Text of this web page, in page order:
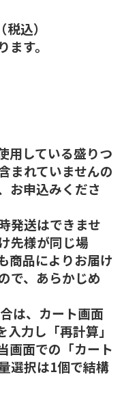
込）
す。
用している盛りつ
まれていませんの
お申込みくださ
発送はできませ
先様が同じ場
商品によりお届け
で、あらかじめ
は、カート画面
力し「再計算」
画面での「カート
選択は1個で結構